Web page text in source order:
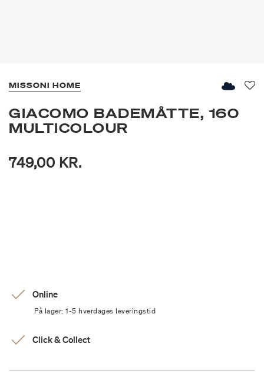
MISSONI HOME
GIACOMO BADEMÅTTE, 160
MULTICOLOUR
749,00 KR.
Online
På lager: 1-5 hverdages leveringstid
Click & Collect